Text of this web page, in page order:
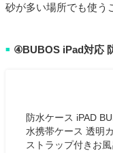
砂が多い場所でも使う
■ ④BUBOS iPad対応
防水ケース iPAD
水携帯ケース 透明
ストラップ付きお